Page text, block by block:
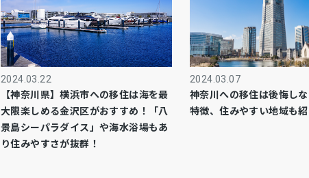
2024.03.22
【神奈川県】横浜市への移住は海を最
大限楽しめる金沢区がおすすめ！「八
景島シーパラダイス」や海水浴場もあ
り住みやすさが抜群！
2024.03.07
神奈川への移住は後悔し
特徴、住みやすい地域も